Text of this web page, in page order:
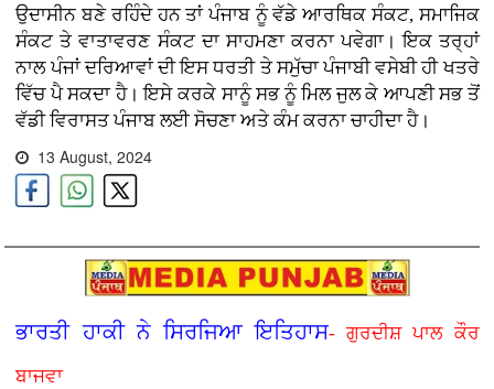
ਉਦਾਸੀਨ ਬਣੇ ਰਹਿੰਦੇ ਹਨ ਤਾਂ ਪੰਜਾਬ ਨੂੰ ਵੱਡੇ ਆਰਥਿਕ ਸੰਕਟ, ਸਮਾਜਿਕ
ਸੰਕਟ ਤੇ ਵਾਤਾਵਰਣ ਸੰਕਟ ਦਾ ਸਾਹਮਣਾ ਕਰਨਾ ਪਵੇਗਾ। ਇਕ ਤਰ੍ਹਾਂ
ਨਾਲ ਪੰਜਾਂ ਦਰਿਆਵਾਂ ਦੀ ਇਸ ਧਰਤੀ ਤੇ ਸਮੁੱਚਾ ਪੰਜਾਬੀ ਵਸੇਬੀ ਹੀ ਖਤਰੇ
ਵਿੱਚ ਪੈ ਸਕਦਾ ਹੈ। ਇਸੇ ਕਰਕੇ ਸਾਨੂੰ ਸਭ ਨੂੰ ਮਿਲ ਜੁਲ ਕੇ ਆਪਣੀ ਸਭ ਤੋਂ
ਵੱਡੀ ਵਿਰਾਸਤ ਪੰਜਾਬ ਲਈ ਸੋਚਣਾ ਅਤੇ ਕੰਮ ਕਰਨਾ ਚਾਹੀਦਾ ਹੈ।
13 August, 2024
ਭਾਰਤੀ ਹਾਕੀ ਨੇ ਸਿਰਜਿਆ ਇਤਿਹਾਸ- ਗੁਰਦੀਸ਼ ਪਾਲ ਕੌਰ
ਬਾਜਵਾ